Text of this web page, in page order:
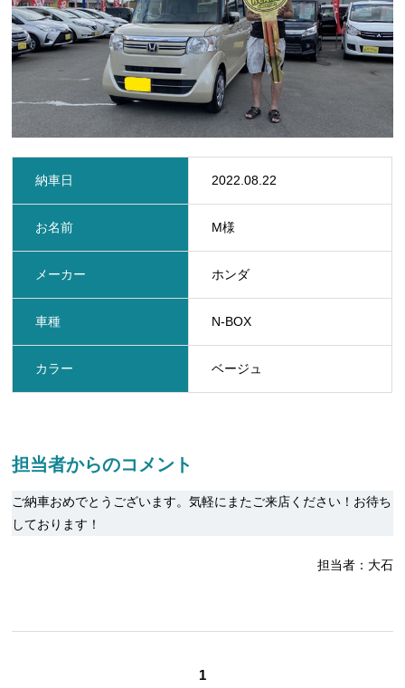
ビーンズMyカーリース
レッカー
在庫車一覧
お問い合わせ
新着情報 サイトマップ
納車日 2022.08.22
お名前 M様
メーカー ホンダ
車種 N-BOX
カラー ベージュ
担当者からのコメント
ご納車おめでとうございます。気軽にまたご来店ください！お待ち
しております！
担当者：大石
1